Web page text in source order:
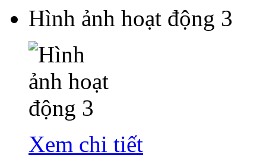
Hình ảnh hoạt động 3
Xem chi tiết